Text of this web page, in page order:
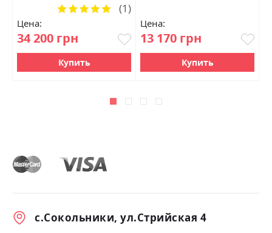
Цена:
34 200 грн
Рейтинг:
(1)
Купить
Цена:
13 170 грн
Купить
с.Сокольники, ул.Стрийская 4